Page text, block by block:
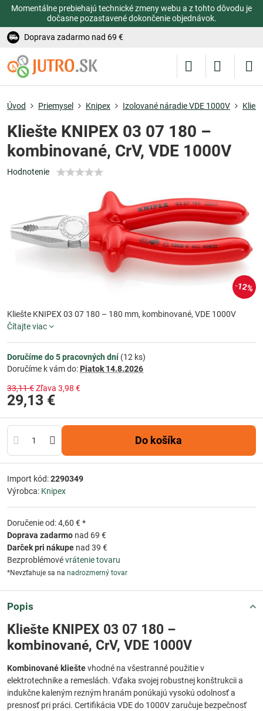
Momentálne prebiehajú technické zmeny webu a z tohto dôvodu je
dočasne pozastavené dokončenie objednávok.
Doprava zadarmo nad 69 €
12%
Úvod Priemysel Knipex Izolované náradie VDE 1000V
Kliešte KNIPEX 03 07 180 –
kombinované, CrV, VDE 1000V
Hodnotenie
Kliešte KNIPEX 03 07 180 – 180 mm, kombinované, VDE 1000V
Čítajte viac
Doručíme do 5 pracovných dní(12 ks)
Doručíme k vám do: Piatok14.8.2026
33,11 €Zľava 3,98 €
29,13 €
Do košíka
Import kód:2290349
Výrobca: Knipex
Doručenie od: 4,60 € *
Doprava zadarmo nad 69 €
Darček pri nákupe nad 39 €
Bezproblémovévrátenie tovaru
*Nevzťahuje sa na nadrozmerný tovar
Popis
Kliešte KNIPEX 03 07 180 –
kombinované, CrV, VDE 1000V
Kombinované klieštevhodné na všestranné použitie v
elektrotechnike a remeslách. Vďaka svojej robustnej konštrukcii a
indukčne kaleným rezným hranám ponúkajú vysokú odolnosť a
presnosť pri práci. Certifikácia VDE do 1000V zaručuje bezpečnosť